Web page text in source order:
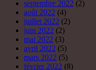
juillet 2021(10)
janvier 2021(1)
décembre 2020
novembre 2020
octobre 2020(9)
septembre 2020
août 2020(9)